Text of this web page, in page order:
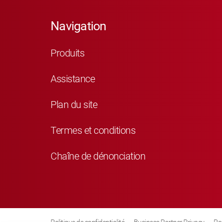
Navigation
Produits
Assistance
Plan du site
Termes et conditions
Chaîne de dénonciation